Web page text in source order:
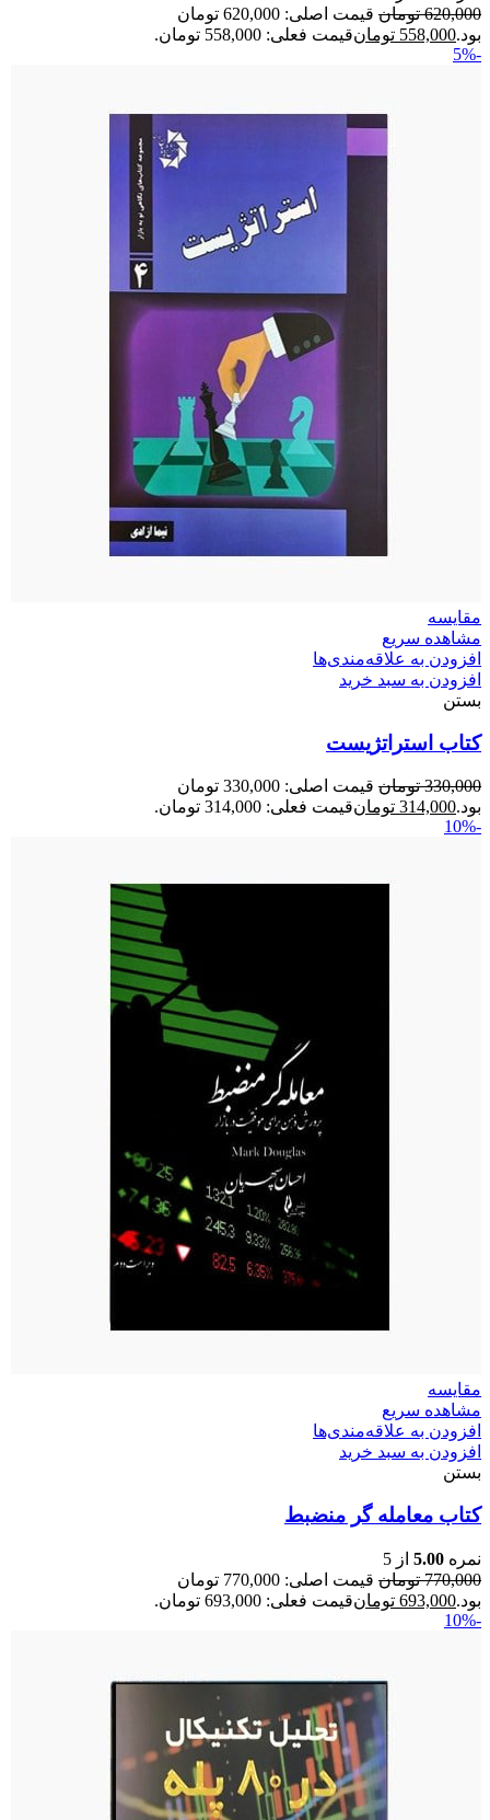
620,000 تومان
قیمت اصلی: 620,000 تومان
بود.558,000 تومانقیمت فعلی: 558,000 تومان.
-5%
مقایسه
مشاهده سریع
افزودن به علاقه‌مندی‌ها
افزودن به سبد خرید
بستن
کتاب استراتژیست
330,000 تومان
قیمت اصلی: 330,000 تومان
بود.314,000 تومانقیمت فعلی: 314,000 تومان.
-10%
مقایسه
مشاهده سریع
افزودن به علاقه‌مندی‌ها
افزودن به سبد خرید
بستن
کتاب معامله گر منضبط
نمره 5.00 از 5
770,000 تومان
قیمت اصلی: 770,000 تومان
بود.693,000 تومانقیمت فعلی: 693,000 تومان.
-10%